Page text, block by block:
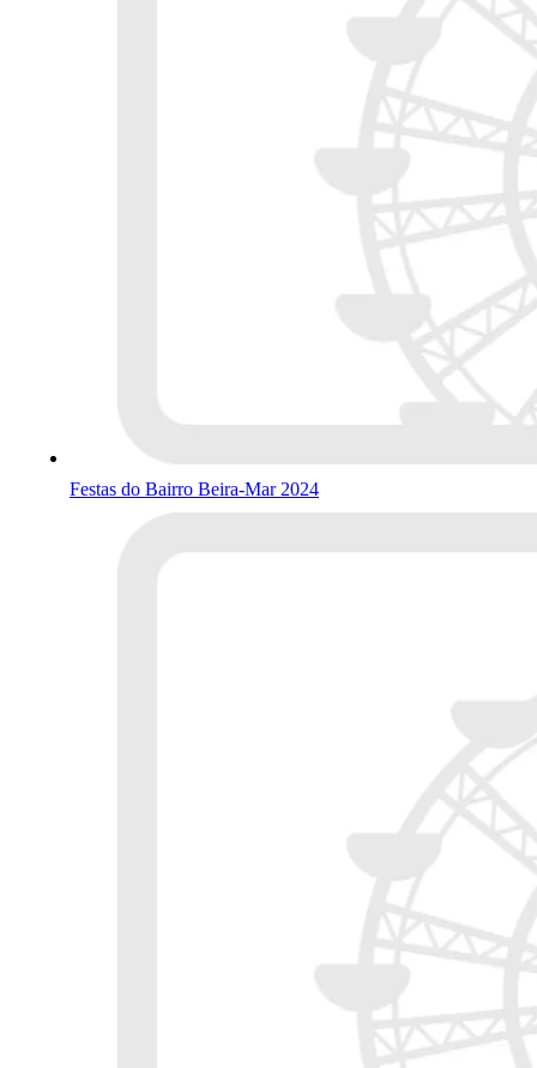
Festas do Bairro Beira-Mar 2024